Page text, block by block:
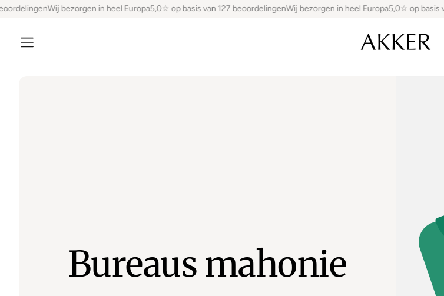
Wij bezorgen in heel Europa5,0☆ op basis van 127 beoordelingenWij bezorgen in heel Europa5,0☆ op basis
Bureaus mahonie